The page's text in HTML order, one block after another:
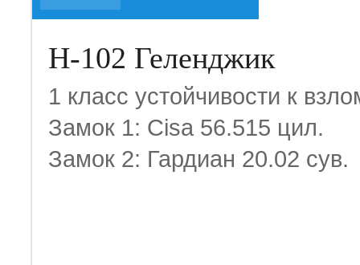
Н-102 Геленджик
1 класс устойчивости к
Замок 1: Cisa 56.515 цил.
Замок 2: Гардиан 20.02 сув.